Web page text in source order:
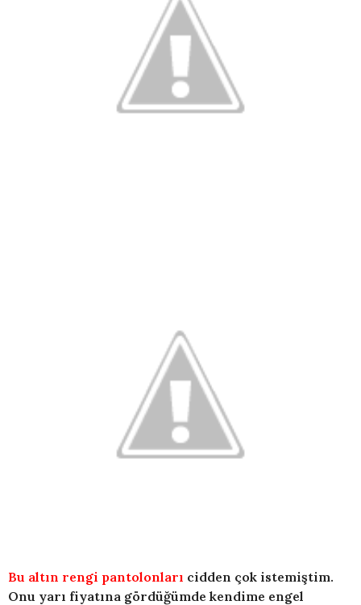
Bu altın rengi pantolonları cidden çok istemiştim.
Onu yarı fiyatına gördüğümde kendime engel